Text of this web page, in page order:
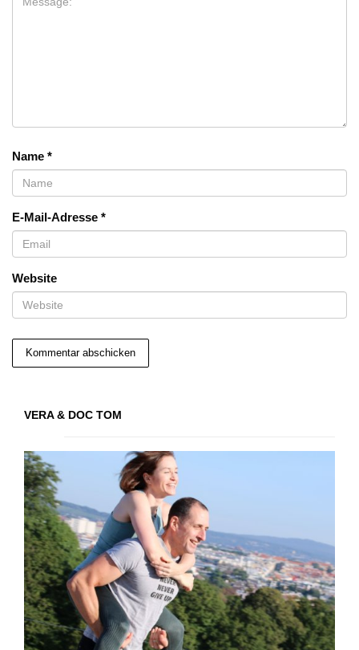
Name *
E-Mail-Adresse *
Website
VERA & DOC TOM